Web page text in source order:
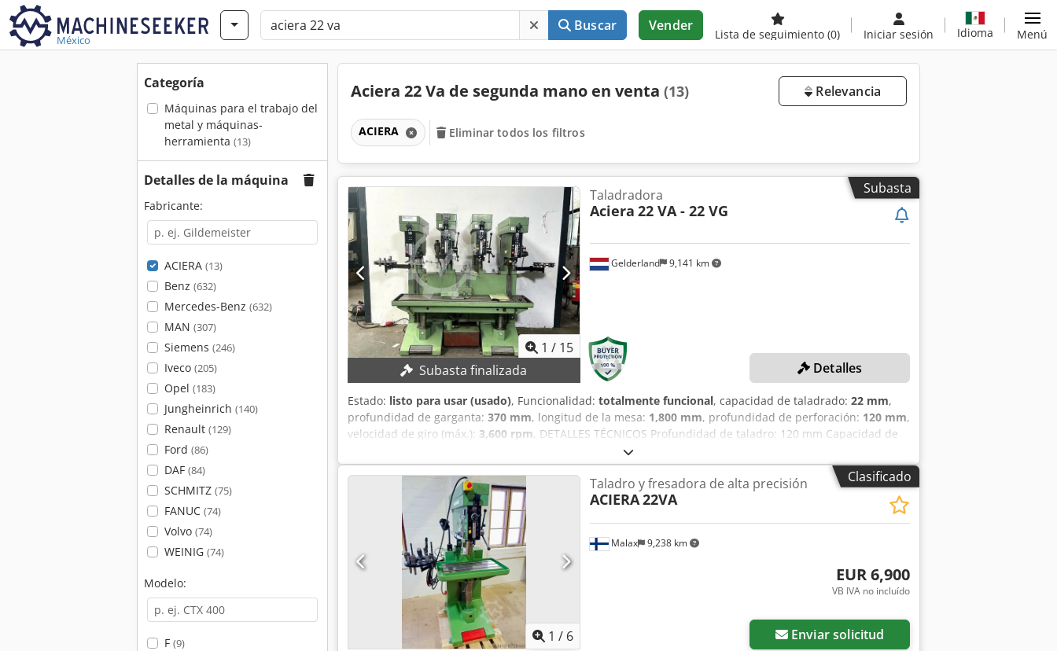
México
Buscar Vender
Lista de seguimiento (0) Iniciar sesión Idioma Menú
Categoría
Máquinas para el trabajo del
metal y máquinas-
herramienta (13)
Detalles de la máquina
Fabricante:
ACIERA (13)
Benz (632)
Mercedes-Benz (632)
MAN (307)
Siemens (246)
Iveco (205)
Opel (183)
Jungheinrich (140)
Renault (129)
Ford (86)
DAF (84)
SCHMITZ (75)
FANUC (74)
Volvo (74)
WEINIG (74)
Modelo:
F (9)
Aciera 22 Va de segunda mano en venta (13) Relevancia
ACIERA Eliminar todos los filtros
Subasta
1 / 15
Subasta finalizada
Gelderland 9,141 km
Taladradora
Aciera 22 VA - 22 VG
Detalles
Estado: listo para usar (usado), Funcionalidad: totalmente funcional, capacidad de taladrado: 22 mm,
profundidad de garganta: 370 mm, longitud de la mesa: 1,800 mm, profundidad de perforación: 120 mm,
velocidad de giro (máx.): 3,600 rpm, DETALLES TÉCNICOS Profundidad de taladro: 120 mm Capacidad de
taladrado: 22 mm Avance del brazo: 370 mm Número de unidades de taladrado: 4 Potencia: 4,4 kW Tipo
de mesa: Mesa fija Dimensiones de la mesa: 1.800 x 500 mm Potencia del husillo principal: 1,0 kW Rango
de velocidad del husillo: 345 - 3.600 rpm Chsdoy Hg E Tjpfx Ai Rja DETALLES DE LA MÁQUINA Dimensiones
& peso Dimensiones (L x A x H): 1.900 x 1.000 x 1.900 mm Peso neto: 1.500 kg Paquetes de transporte: 1
EQUIPAMIENTO Documentación Control convencional
Clasificado
1 / 6
Malax 9,238 km
Taladro y fresadora de alta precisión
ACIERA22VA
EUR 6,900
VB IVA no incluído
Enviar solicitud